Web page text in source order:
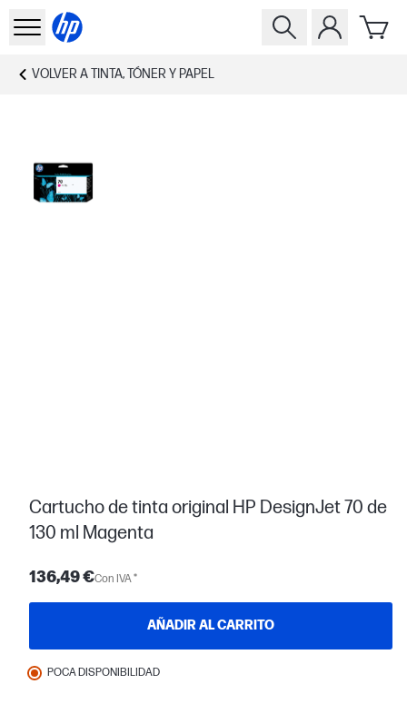
VOLVER ATINTA, TÓNER Y PAPEL
Cartucho de tinta original HP DesignJet 70 de
130 ml Magenta
136,49 €Con IVA *
AÑADIR AL CARRITO
POCA DISPONIBILIDAD